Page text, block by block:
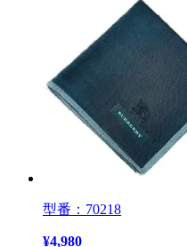
型番：70218
¥4,980